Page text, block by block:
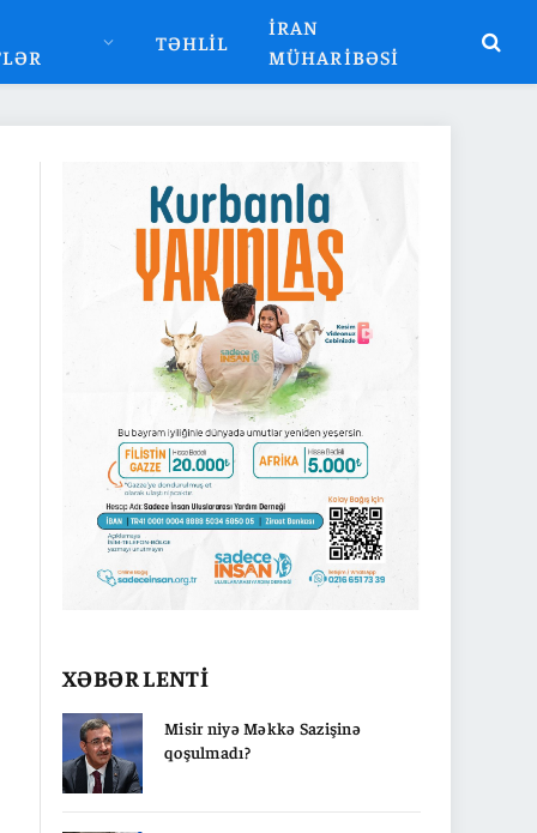
TƏHLIL
İRAN
MÜHARIBƏSI
XƏBƏR LENTİ
Misir niyə Məkkə Sazişinə
qoşulmadı?